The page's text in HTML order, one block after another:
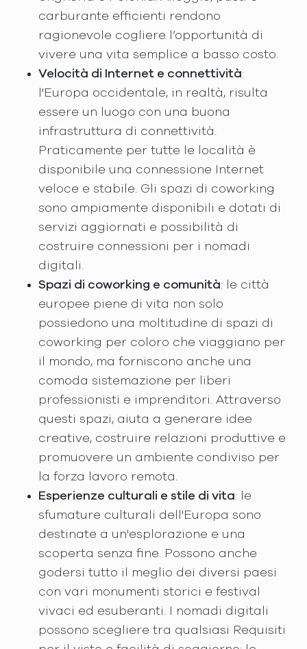
carburante efficienti rendono
ragionevole cogliere l’opportunità di
vivere una vita semplice a basso costo.
Velocità di Internet e connettività:
l'Europa occidentale, in realtà, risulta
essere un luogo con una buona
infrastruttura di connettività.
Praticamente per tutte le località è
disponibile una connessione Internet
veloce e stabile. Gli spazi di coworking
sono ampiamente disponibili e dotati di
servizi aggiornati e possibilità di
costruire connessioni per i nomadi
digitali.
Spazi di coworking e comunità: le città
europee piene di vita non solo
possiedono una moltitudine di spazi di
coworking per coloro che viaggiano per
il mondo, ma forniscono anche una
comoda sistemazione per liberi
professionisti e imprenditori. Attraverso
questi spazi, aiuta a generare idee
creative, costruire relazioni produttive e
promuovere un ambiente condiviso per
la forza lavoro remota.
Esperienze culturali e stile di vita: le
sfumature culturali dell'Europa sono
destinate a un'esplorazione e una
scoperta senza fine. Possono anche
godersi tutto il meglio dei diversi paesi
con vari monumenti storici e festival
vivaci ed esuberanti. I nomadi digitali
possono scegliere tra qualsiasi Requisiti